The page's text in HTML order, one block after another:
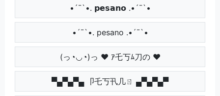
•´¯`•. 𝗽𝗲𝘀𝗮𝗻𝗼 .•´¯`•
•´¯`•. pesano .•´¯`•
(っ◔◡◔)っ ♥ ｱ乇丂ﾑ刀の ♥
▀▄▀▄▀▄ 卩乇丂卂几ㄖ ▄▀▄▀▄▀